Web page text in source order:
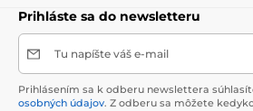
Prihláste sa do newsletteru
Tu napíšte váš e-mail
Prihlásením sa k odberu newslettera
osobných údajov. Z odberu sa môžete